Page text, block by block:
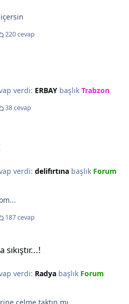
içersin
220 cevap
verdi: ERBAYbaşlık Trabzon
38 cevap
verdi: delifırtınabaşlık Forum
187 cevap
verdi: Radyabaşlık Forum
yoktur birine çelme taktın mı